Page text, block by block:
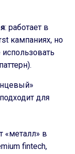
: работает в
кампаниях, но
для
«металл» в
fintech,